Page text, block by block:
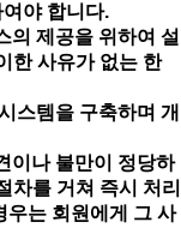
야 합니다.
제공을 위하여 설
한 사유가 없는 한
스템을 구축하며 개
이나 불만이 정당하
차를 거쳐 즉시 처리
우는 회원에게 그 사